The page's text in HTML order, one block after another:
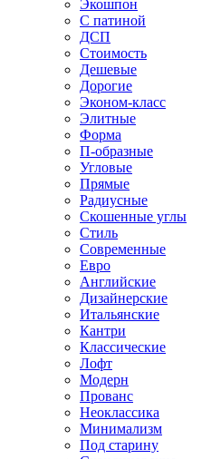
Экошпон
С патиной
ДСП
Стоимость
Дешевые
Дорогие
Эконом-класс
Элитные
Форма
П-образные
Угловые
Прямые
Радиусные
Скошенные углы
Стиль
Современные
Евро
Английские
Дизайнерские
Итальянские
Кантри
Классические
Лофт
Модерн
Прованс
Неоклассика
Минимализм
Под старину